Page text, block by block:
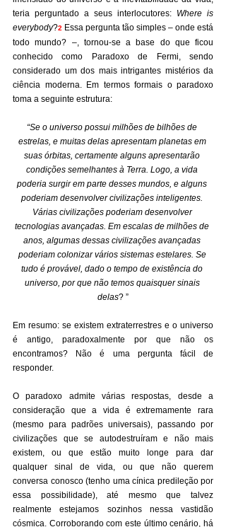
teria perguntado a seus interlocutores: Where is
everybody?2 Essa pergunta tão simples – onde está
todo mundo? –, tornou-se a base do que ficou
conhecido como Paradoxo de Fermi, sendo
considerado um dos mais intrigantes mistérios da
ciência moderna. Em termos formais o paradoxo
toma a seguinte estrutura:
“Se o universo possui milhões de bilhões de
estrelas, e muitas delas apresentam planetas em
suas órbitas, certamente alguns apresentarão
condições semelhantes à Terra. Logo, a vida
poderia surgir em parte desses mundos, e alguns
poderiam desenvolver civilizações inteligentes.
Várias civilizações poderiam desenvolver
tecnologias avançadas. Em escalas de milhões de
anos, algumas dessas civilizações avançadas
poderiam colonizar vários sistemas estelares. Se
tudo é provável, dado o tempo de existência do
universo, por que não temos quaisquer sinais
delas? ”
Em resumo: se existem extraterrestres e o universo
é antigo, paradoxalmente por que não os
encontramos? Não é uma pergunta fácil de
responder.
O paradoxo admite várias respostas, desde a
consideração que a vida é extremamente rara
(mesmo para padrões universais), passando por
civilizações que se autodestruíram e não mais
existem, ou que estão muito longe para dar
qualquer sinal de vida, ou que não querem
conversa conosco (tenho uma cínica predileção por
essa possibilidade), até mesmo que talvez
realmente estejamos sozinhos nessa vastidão
cósmica. Corroborando com este último cenário, há